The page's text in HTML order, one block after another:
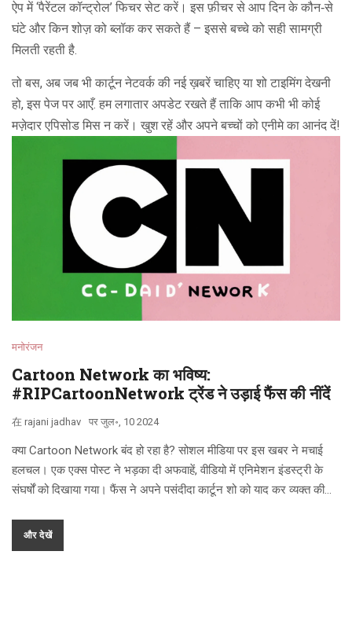
ऐप में ‘पैरेंटल कॉन्ट्रोल’ फिचर सेट करें। इस फ़ीचर से आप दिन के कौन‑से
घंटे और किन शोज़ को ब्लॉक कर सकते हैं – इससे बच्चे को सही सामग्री
मिलती रहती है.
तो बस, अब जब भी कार्टून नेटवर्क की नई ख़बरें चाहिए या शो टाइमिंग देखनी
हो, इस पेज पर आएँ. हम लगातार अपडेट रखते हैं ताकि आप कभी भी कोई
मज़ेदार एपिसोड मिस न करें। खुश रहें और अपने बच्चों को एनीमे का आनंद दें!
मनोरंजन
Cartoon Network का भविष्य:
#RIPCartoonNetwork ट्रेंड ने उड़ाई फैंस की नींदें
在 rajani jadhav पर जुल॰, 10 2024
क्या Cartoon Network बंद हो रहा है? सोशल मीडिया पर इस खबर ने मचाई
हलचल। एक एक्स पोस्ट ने भड़का दी अफवाहें, वीडियो में एनिमेशन इंडस्ट्री के
संघर्षों को दिखाया गया। फैंस ने अपने पसंदीदा कार्टून शो को याद कर व्यक्त की
और देखें